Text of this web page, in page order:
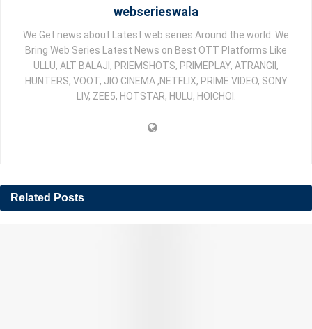
webserieswala
We Get news about Latest web series Around the world. We
Bring Web Series Latest News on Best OTT Platforms Like
ULLU, ALT BALAJI, PRIEMSHOTS, PRIMEPLAY, ATRANGII,
HUNTERS, VOOT, JIO CINEMA ,NETFLIX, PRIME VIDEO, SONY
LIV, ZEE5, HOTSTAR, HULU, HOICHOI.
Related Posts